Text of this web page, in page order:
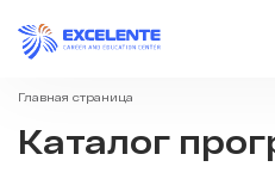
Главная страница
Каталог